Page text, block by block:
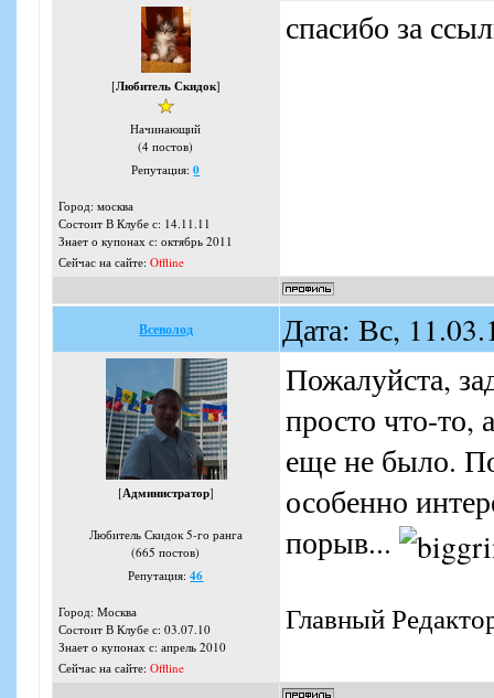
[Любитель Скидок]
Начинающий
(4 постов)
Репутация:0
Город: москва
Состоит В Клубе с: 14.11.11
Знает о купонах с: октябрь 2011
Сейчас на сайте: Offline
спасибо за
Всеволод Дата: Вс,
[Администратор]
Любитель Скидок 5-го ранга
(665 постов)
Репутация:46
Город: Москва
Состоит В Клубе с: 03.07.10
Знает о купонах с: апрель 2010
Сейчас на сайте: Offline
Пожалуйста,
просто что-то,
еще не было.
особенно
порыв...
Главный